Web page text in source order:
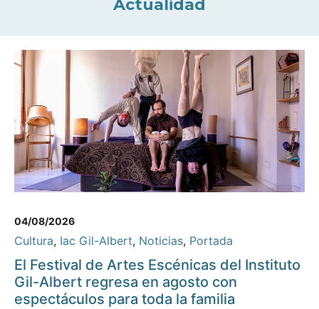
Actualidad
04/08/2026
Cultura, Iac Gil-Albert, Noticias, Portada
El Festival de Artes Escénicas del Instituto
Gil-Albert regresa en agosto con
espectáculos para toda la familia